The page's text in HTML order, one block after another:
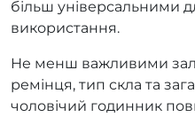
більш універсальними
використання.
Не менш важливими
ремінця, тип скла та
чоловічий годинник